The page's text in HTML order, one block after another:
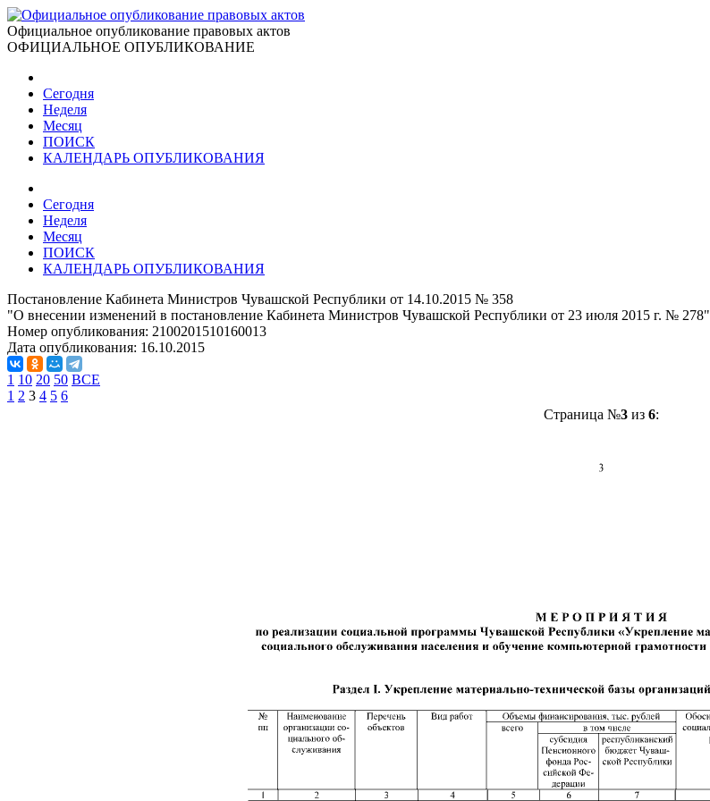
Официальное опубликование правовых актов
ОФИЦИАЛЬНОЕ ОПУБЛИКОВАНИЕ
Сегодня
Неделя
Месяц
ПОИСК
КАЛЕНДАРЬ ОПУБЛИКОВАНИЯ
Сегодня
Неделя
Месяц
ПОИСК
КАЛЕНДАРЬ ОПУБЛИКОВАНИЯ
Постановление Кабинета Министров Чувашской Республики от 14.10.2015 № 358
"О внесении изменений в постановление Кабинета Министров Чувашской Республики от 23 июля 2015 г. № 278"
Номер опубликования: 2100201510160013
Дата опубликования: 16.10.2015
1 10 20 50 ВСЕ
1 2 3 4 5 6
Страница №3из 6: